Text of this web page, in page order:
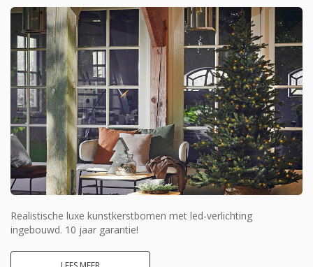
Realistische luxe kunstkerstbomen met led-verlichting
ingebouwd. 10 jaar garantie!